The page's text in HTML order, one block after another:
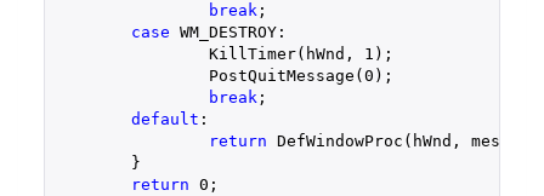
break;
case WM_DESTROY:
		KillTimer(hWnd,
1 );
		PostQuitMessage(
0 );
break;
default :
return DefWindowProc(hWnd,
return 0 ;